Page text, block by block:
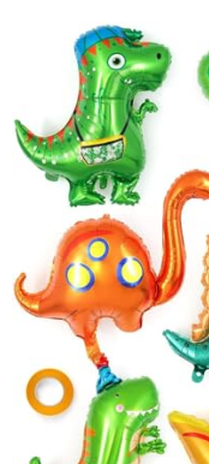
Dimensions et légèreté
Hauteur : 1 cm (0,4
Largeur : 15 cm (5,9
Longueur : 20 cm (7,9
Poids : 20 g (0,044 kg)
Usage parfait pour
Que ce soit pour un
célébration enfantine,
Utilisez-les comme
accessoires photo pour
Offrez à vos enfants une